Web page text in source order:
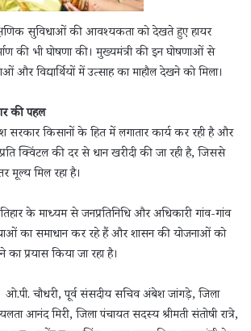
सुविधाओं की आवश्यकता को देखते हुए हायर
की भी घोषणा की। मुख्यमंत्री की इन घोषणाओं से
और विद्यार्थियों में उत्साह का माहौल देखने को मिला।
की पहल
सरकार किसानों के हित में लगातार कार्य कर रही है और
क्विंटल की दर से धान खरीदी की जा रही है, जिससे
मूल्य मिल रहा है।
के माध्यम से जनप्रतिनिधि और अधिकारी गांव-गांव
का समाधान कर रहे हैं और शासन की योजनाओं को
प्रयास किया जा रहा है।
ओ.पी. चौधरी, पूर्व संसदीय सचिव अंबेश जांगड़े, जिला
आनंद मिरी, जिला पंचायत सदस्य श्रीमती संतोषी रात्रे,